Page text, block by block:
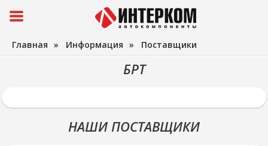
Главная » Информация » Поставщики
БРТ
НАШИ ПОСТАВЩИКИ